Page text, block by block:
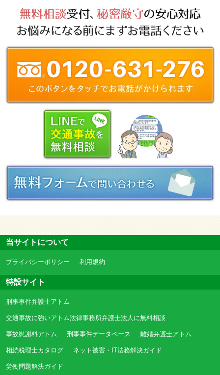
当サイトについて
プライバシーポリシー 利用規約
特設サイト
刑事事件弁護士アトム
交通事故に強いアトム法律事務所弁護士法人に無料相談
事故慰謝料アトム 刑事事件データベース 離婚弁護士アトム
相続税理士カタログ ネット被害・IT法務解決ガイド
労働問題解決ガイド